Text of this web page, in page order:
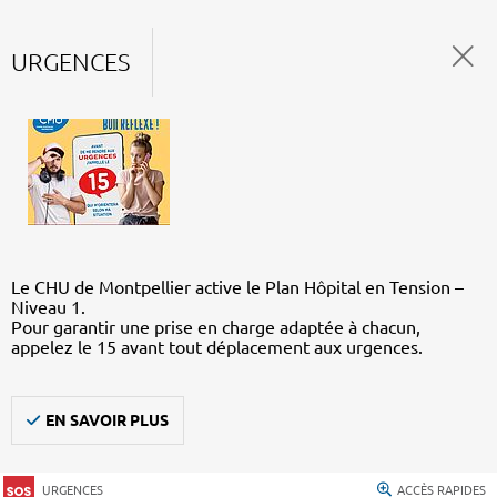
URGENCES
Le CHU de Montpellier active le Plan Hôpital en Tension –
Niveau 1.
Pour garantir une prise en charge adaptée à chacun,
appelez le 15 avant tout déplacement aux urgences.
EN SAVOIR PLUS
URGENCES ACCÈS RAPIDES